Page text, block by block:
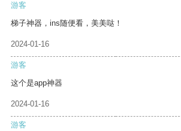
游客
梯子神器，ins随便看，美美哒！
2024-01-16
游客
这个是app神器
2024-01-16
游客